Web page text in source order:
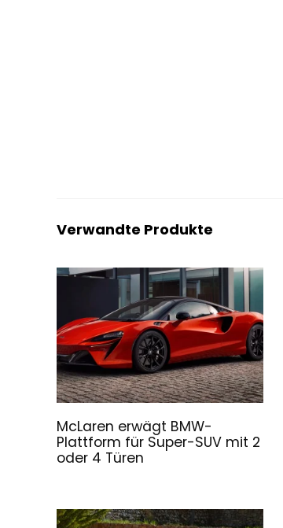
Verwandte Produkte
McLaren erwägt BMW-
Plattform für Super-SUV mit 2
oder 4 Türen